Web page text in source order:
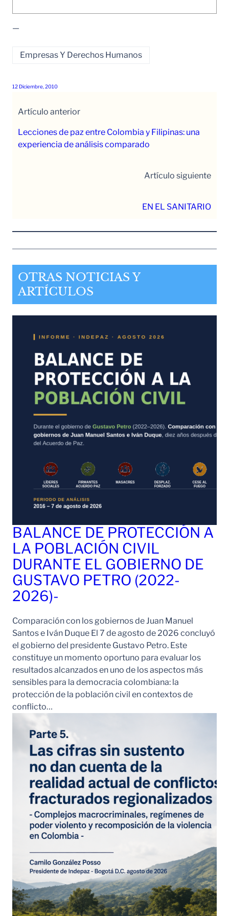
—
Empresas Y Derechos Humanos
12 Diciembre, 2010
Artículo anterior
Lecciones de paz entre Colombia y Filipinas: una
experiencia de análisis comparado
Artículo siguiente
EN EL SANITARIO
OTRAS NOTICIAS Y
ARTÍCULOS
BALANCE DE PROTECCIÓN A
LA POBLACIÓN CIVIL
DURANTE EL GOBIERNO DE
GUSTAVO PETRO (2022-
2026)-
Comparación con los gobiernos de Juan Manuel
Santos e Iván Duque El 7 de agosto de 2026 concluyó
el gobierno del presidente Gustavo Petro. Este
constituye un momento oportuno para evaluar los
resultados alcanzados en uno de los aspectos más
sensibles para la democracia colombiana: la
protección de la población civil en contextos de
conflicto…